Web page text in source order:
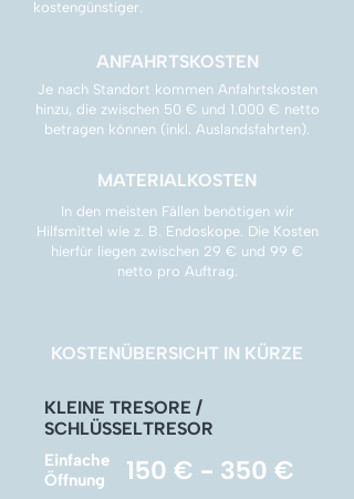
kostengünstiger.
ANFAHRTSKOSTEN
Je nach Standort kommen Anfahrtskosten
hinzu, die zwischen 50 € und 1.000 € netto
betragen können (inkl. Auslandsfahrten).
MATERIALKOSTEN
In den meisten Fällen benötigen wir
Hilfsmittel wie z. B. Endoskope. Die Kosten
hierfür liegen zwischen 29 € und 99 €
netto pro Auftrag.
KOSTENÜBERSICHT IN KÜRZE
KLEINE TRESORE /
SCHLÜSSELTRESOR
Einfache
Öffnung
150 € - 350 €